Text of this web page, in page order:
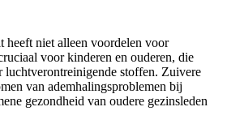
heeft niet alleen voordelen voor
voor kinderen en ouderen, die
stoffen. Zuivere
van ademhalingsproblemen bij
gezondheid van oudere gezinsleden